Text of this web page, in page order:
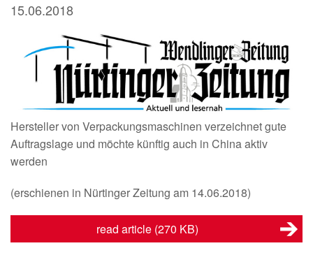
15.06.2018
Hersteller von Verpackungsmaschinen verzeichnet gute
Auftragslage und möchte künftig auch in China aktiv
werden
(erschienen in Nürtinger Zeitung am 14.06.2018)
read article (270 KB)